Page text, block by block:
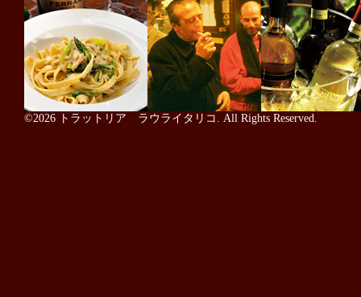
©2026 トラットリア ラウライタリコ . All Rights Reserved.